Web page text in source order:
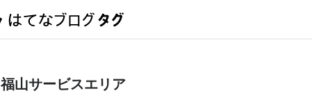
福山サービスエリア